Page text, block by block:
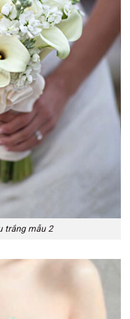
trắng mẫu 2